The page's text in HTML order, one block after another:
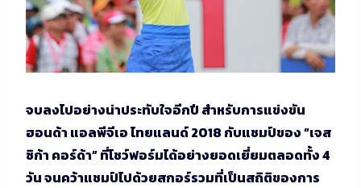
จบลงไปอย่างน่าประทับใจอีกปี สำหรับการแข่งขัน
ฮอนด้า แอลพีจีเอ ไทยแลนด์ 2018 กับแชมป์ของ “เจส
ซิก้า คอร์ด้า” ที่โชว์ฟอร์มได้อย่างยอดเยี่ยมตลอดทั้ง 4
วัน จนคว้าแชมป์ไปด้วยสกอร์รวมที่เป็นสถิติของการ